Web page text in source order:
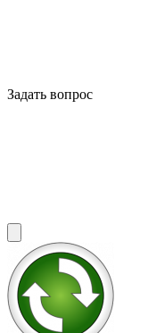
Задать вопрос